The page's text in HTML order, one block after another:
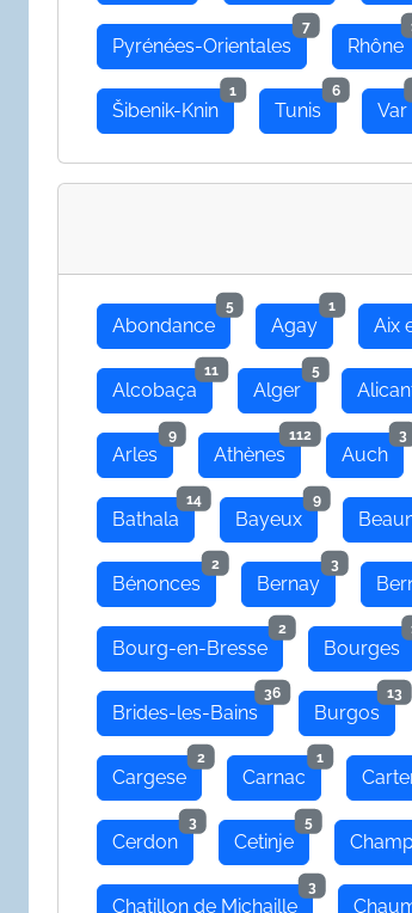
Pyrénées-Orientales
7
Rhône
Šibenik-Knin
1
Tunis
6
Var
Abondance
5
Agay
1
Aix
Alcobaça
11
Alger
5
Arles
9
Athènes
112
Auch
3
Bathala
14
Bayeux
9
Bénonces
2
Bernay
3
Bourg-en-Bresse
2
Bourges
Brides-les-Bains
36
Burgos
13
Cargese
2
Carnac
1
Cerdon
3
Cetinje
5
Chatillon de Michaille
3